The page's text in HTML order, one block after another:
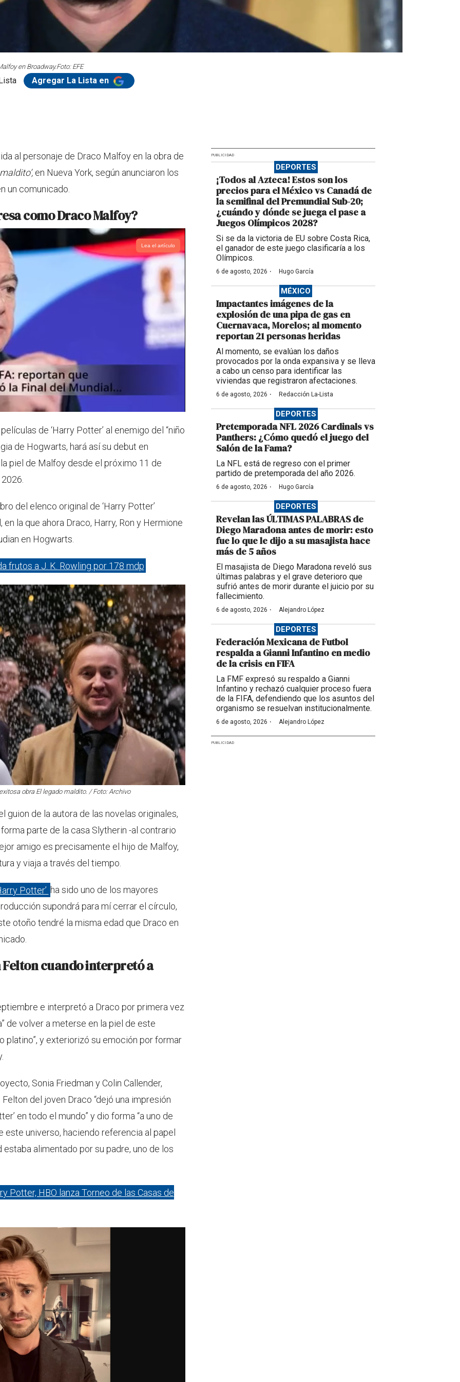
en Broadway.Foto: EFE
Agregar La Lista en
al personaje de Draco Malfoy en la obra de
en Nueva York, según anunciaron los
un comunicado.
como Draco Malfoy?
Lea el artículo
de ‘Harry Potter’ al enemigo del “niño
de Hogwarts, hará así su debut en
piel de Malfoy desde el próximo 11 de
del elenco original de ‘Harry Potter’
la que ahora Draco, Harry, Ron y Hermione
en Hogwarts.
frutos a J. K. Rowling por 178 mdp
obra El legado maldito. / Foto: Archivo
guion de la autora de las novelas originales,
parte de la casa Slytherin -al contrario
amigo es precisamente el hijo de Malfoy,
y viaja a través del tiempo.
Potter’ ha sido uno de los mayores
supondrá para mí cerrar el círculo,
otoño tendré la misma edad que Draco en
Felton cuando interpretó a
e interpretó a Draco por primera vez
de volver a meterse en la piel de este
platino”, y exteriorizó su emoción por formar
Sonia Friedman y Colin Callender,
del joven Draco “dejó una impresión
en todo el mundo” y dio forma “a uno de
universo, haciendo referencia al papel
alimentado por su padre, uno de los
Potter, HBO lanza Torneo de las Casas de
PUBLICIDAD
DEPORTES
¡Todos al Azteca! Estos son los
precios para el México vs Canadá de
la semifinal del Premundial Sub-20;
¿cuándo y dónde se juega el pase a
Juegos Olímpicos 2028?
Si se da la victoria de EU sobre Costa Rica,
el ganador de este juego clasificaría a los
Olímpicos.
6 de agosto, 2026 · Hugo García
MÉXICO
Impactantes imágenes de la
explosión de una pipa de gas en
Cuernavaca, Morelos; al momento
reportan 21 personas heridas
Al momento, se evalúan los daños
provocados por la onda expansiva y se lleva
a cabo un censo para identificar las
viviendas que registraron afectaciones.
6 de agosto, 2026 · Redacción La-Lista
DEPORTES
Pretemporada NFL 2026 Cardinals vs
Panthers: ¿Cómo quedó el juego del
Salón de la Fama?
La NFL está de regreso con el primer
partido de pretemporada del año 2026.
6 de agosto, 2026 · Hugo García
DEPORTES
Revelan las ÚLTIMAS PALABRAS de
Diego Maradona antes de morir: esto
fue lo que le dijo a su masajista hace
más de 5 años
El masajista de Diego Maradona reveló sus
últimas palabras y el grave deterioro que
sufrió antes de morir durante el juicio por su
fallecimiento.
6 de agosto, 2026 · Alejandro López
DEPORTES
Federación Mexicana de Futbol
respalda a Gianni Infantino en medio
de la crisis en FIFA
La FMF expresó su respaldo a Gianni
Infantino y rechazó cualquier proceso fuera
de la FIFA, defendiendo que los asuntos del
organismo se resuelvan institucionalmente.
6 de agosto, 2026 · Alejandro López
PUBLICIDAD